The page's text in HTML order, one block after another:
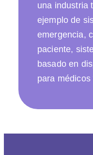
una industria
ejemplo de
emergencia,
paciente,
basado en
para